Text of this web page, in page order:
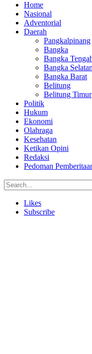
Home
Nasional
Adventorial
Daerah
Pangkalpinang
Bangka
Bangka
Bangka Selatan
Bangka Barat
Belitung
Belitung Timur
Politik
Hukum
Ekonomi
Olahraga
Kesehatan
Ketikan Opini
Redaksi
Pedoman
Likes
Subscribe